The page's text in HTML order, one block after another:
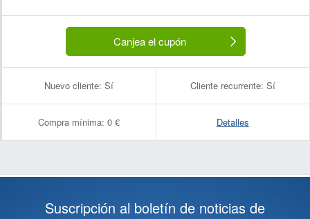
Canjea el cupón
Nuevo cliente: Sí Cliente recurrente: Sí
Compra mínima: 0 € Detalles
Suscripción al boletín de noticias de